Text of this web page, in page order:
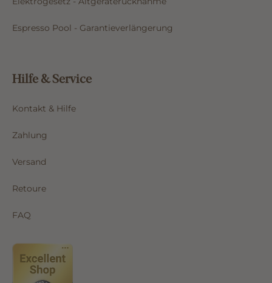
Espresso Pool - Garantieverlängerung
Hilfe & Service
Kontakt & Hilfe
Zahlung
Versand
Retoure
FAQ